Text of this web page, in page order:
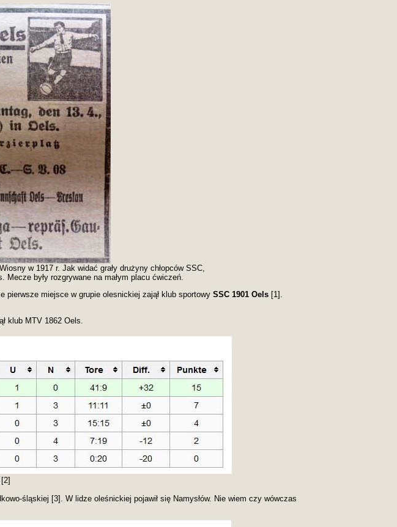
w 1917 r. Jak widać grały drużyny chłopców SSC,
były rozgrywane na małym placu ćwiczeń.
pierwsze miejsce w grupie olesnickiej zajął klub sportowy SSC 1901 Oels [1].
klub MTV 1862 Oels.
śląskiej [3]. W lidze oleśnickiej pojawił się Namysłów. Nie wiem czy wówczas